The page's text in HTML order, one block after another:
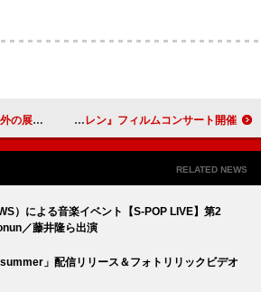
ど」MV公開 Evan Call／miletも登場、8月に『葬送のフリーレン』フィルムコンサート開催
RELATED NEWS
）による音楽イベント【S-POP LIVE】第2
／藤井隆ら出演
」配信リリース＆フォトリリックビデオ